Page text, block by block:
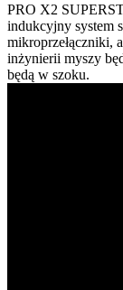
PRO X2
indukcyjny system
mikroprzełączniki,
inżynierii myszy
będą w szoku.